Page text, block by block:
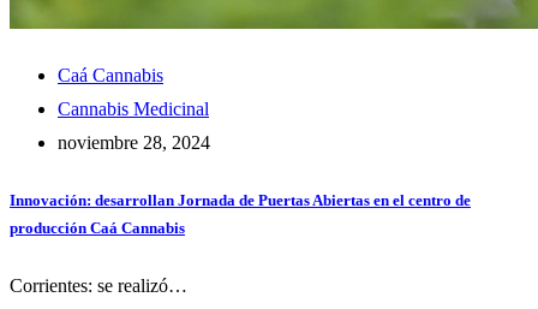
Caá Cannabis
Cannabis Medicinal
noviembre 28, 2024
Innovación: desarrollan Jornada de Puertas Abiertas en el centro de
producción Caá Cannabis
Corrientes: se realizó…